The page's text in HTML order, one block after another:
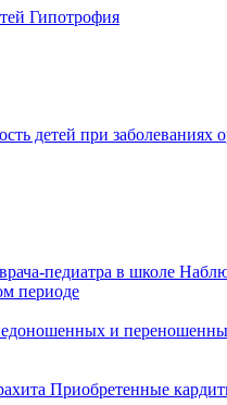
Гипотрофия
детей при заболеваниях
педиатра в школе
периоде
и
Приобретенные